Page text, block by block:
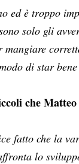
ed è troppo
solo gli
di star bene
che
fatto che la
lo